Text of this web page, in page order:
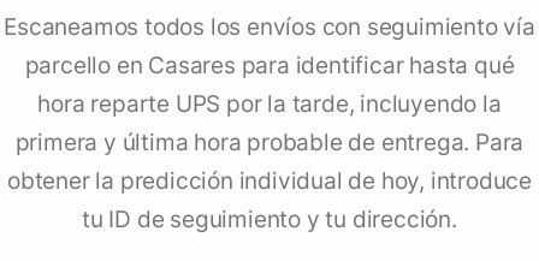
Escaneamos todos los envíos con seguimiento vía
parcello en Casares para identificar hasta qué
hora reparte UPS por la tarde, incluyendo la
primera y última hora probable de entrega. Para
obtener la predicción individual de hoy, introduce
tu ID de seguimiento y tu dirección.